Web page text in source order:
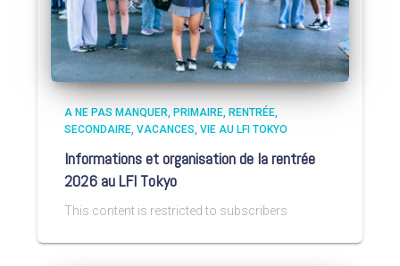
A NE PAS MANQUER PRIMAIRE RENTRÉE
SECONDAIRE VACANCES VIE AU LFI TOKYO
Informations et organisation de la rentrée
2026 au LFI Tokyo
This content is restricted to subscribers